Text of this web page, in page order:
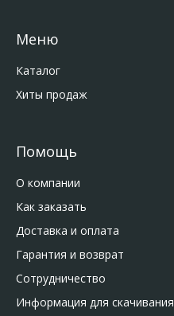
Каталог
Хиты продаж
О компании
Доставка и оплата
Гарантия и возврат
Сотрудничество
Информация для скачивания
Как заказать
Меню
Помощь